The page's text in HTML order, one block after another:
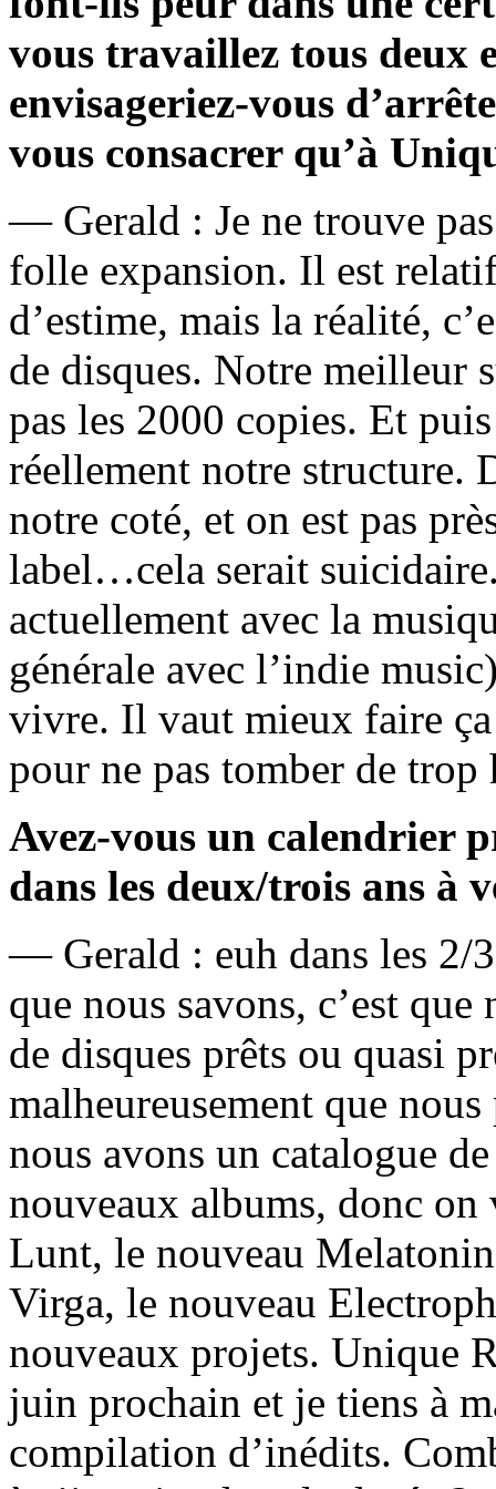
vous travaillez tous deux
envisageriez-vous
vous consacrer qu’à
— Gerald : Je ne trouve
folle expansion. Il est
d’estime, mais la réalité,
de disques. Notre meilleur
pas les 2000 copies. Et
réellement notre structure.
notre coté, et on est pas
label…cela serait
actuellement avec la
générale avec l’indie
vivre. Il vaut mieux faire
pour ne pas tomber de trop
Avez-vous un calendrier
dans les deux/trois ans à
— Gerald : euh dans les 2/
que nous savons, c’est
de disques prêts ou quasi
malheureusement que
nous avons un catalogue
nouveaux albums, donc
Lunt, le nouveau
Virga, le nouveau
nouveaux projets. Unique
juin prochain et je tiens à
compilation d’inédits.